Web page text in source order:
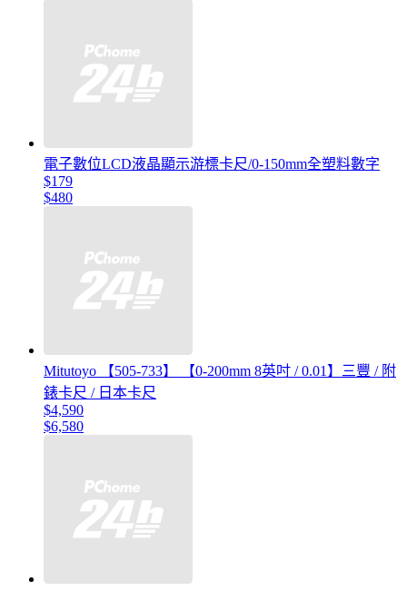
電子數位LCD液晶顯示游標卡尺/0-150mm全塑料數字
$179
$480
Mitutoyo 【505-733】 【0-200mm 8英吋 / 0.01】三豐 / 附
錶卡尺 / 日本卡尺
$4,590
$6,580